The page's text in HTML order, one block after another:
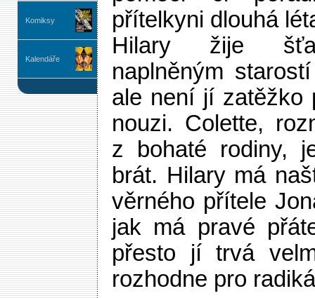
Komiksy
Kalendáře
přítelkyni dlouhá
Hilary žije
naplněným
ale není jí zatěžko
nouzi. Colette,
z bohaté rodiny,
brát. Hilary má
věrného přítele
jak má pravé
přesto jí trvá
rozhodne pro